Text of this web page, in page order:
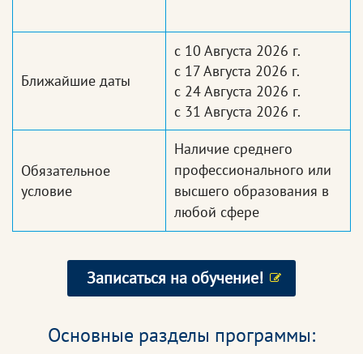
Ближайшие даты
с 10 Августа 2026 г.
с 17 Августа 2026 г.
с 24 Августа 2026 г.
с 31 Августа 2026 г.
Обязательное
условие
Наличие среднего
профессионального или
высшего образования в
любой сфере
Записаться на обучение!
Основные разделы программы: